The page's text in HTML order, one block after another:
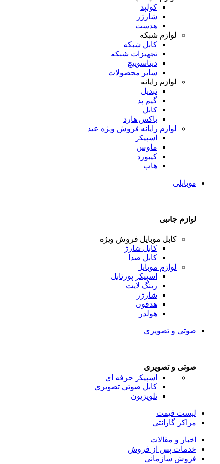
کولپد
شارژر
هدست
لوازم شبکه
کابل شبکه
تجهیزات شبکه
دیتاسوییچ
سایر محصولات
لوازم رایانه
تبدیل
گیم پد
کابل
باکس هارد
لوازم رایانه فروش ویژه عید
اسپیکر
ماوس
کیبورد
هاب
موبایلی
لوازم جانبی
کابل موبایل فروش ویژه
کابل شارژ
کابل صدا
لوازم موبایل
اسپیکر پورتابل
رینگ لایت
شارژر
هدفون
هولدر
صوتی و تصویری
صوتی و تصویری
اسپیکر حرفه ای
کابل صوتی تصویری
تلویزیون
لیست قیمت
مراکز گارانتی
اخبار و مقالات
خدمات پس از فروش
فروش سازمانی